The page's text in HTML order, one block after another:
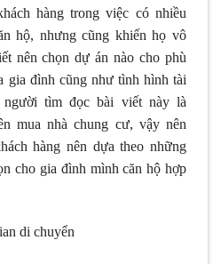
hàng trong việc có nhiều
hộ, nhưng cũng khiến họ vô
nên chọn dự án nào cho phù
gia đình cũng như tình hình tài
tìm đọc bài viết này là
mua nhà chung cư, vậy nên
hàng nên dựa theo những
cho gia đình mình căn hộ hợp
di chuyển